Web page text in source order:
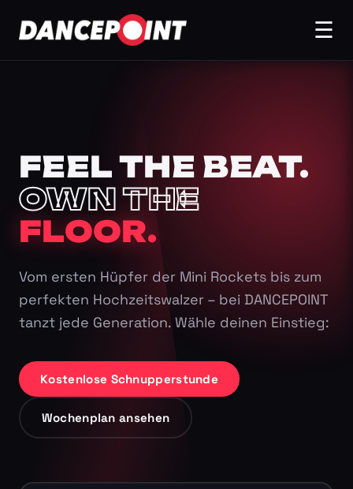
☰
FEEL THE BEAT.
OWN THE
FLOOR.
Vom ersten Hüpfer der Mini Rockets bis zum
perfekten Hochzeitswalzer – bei DANCEPOINT
tanzt jede Generation. Wähle deinen Einstieg:
Kostenlose Schnupperstunde
Wochenplan ansehen